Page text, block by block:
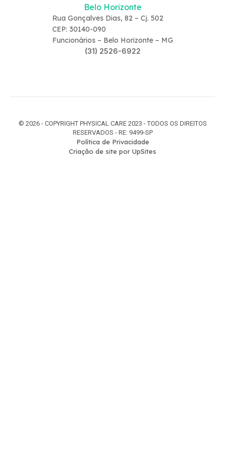
Belo Horizonte
Rua Gonçalves Dias, 82 – Cj. 502
CEP: 30140-090
Funcionários – Belo Horizonte – MG
(31) 2526-6922
© 2026 - COPYRIGHT PHYSICAL CARE 2023 - TODOS OS DIREITOS
RESERVADOS - RE: 9499-SP
Política de Privacidade
Criação de site por UpSites